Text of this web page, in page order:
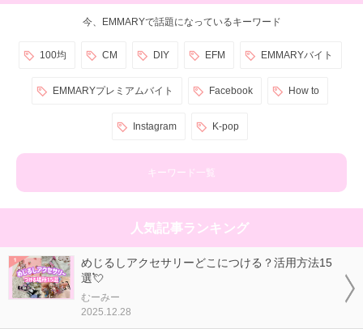
今、EMMARYで話題になっているキーワード
100均 CM DIY EFM EMMARYバイト
EMMARYプレミアムバイト Facebook How to
Instagram K-pop
キーワード一覧
人気記事ランキング
めじるしアクセサリーどこにつける？活用方法15
選💘
むーみー
2025.12.28